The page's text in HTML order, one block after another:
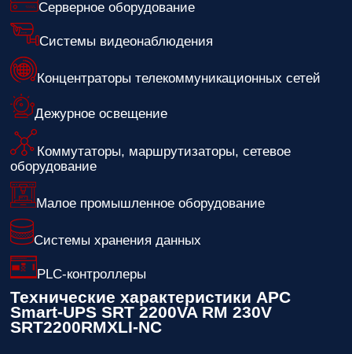
Серверное оборудование
Системы видеонаблюдения
Концентраторы телекоммуникационных сетей
Дежурное освещение
Коммутаторы, маршрутизаторы, сетевое
оборудование
Малое промышленное оборудование
Системы хранения данных
PLC-контроллеры
Технические характеристики APC
Smart-UPS SRT 2200VA RM 230V
SRT2200RMXLI-NC